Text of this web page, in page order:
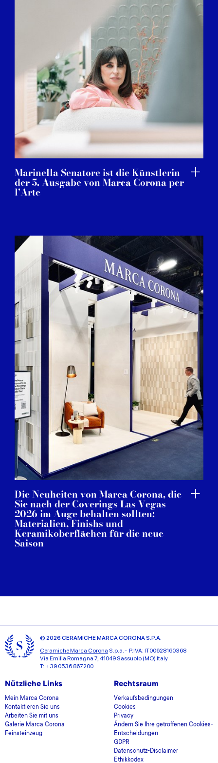
Marinella Senatore ist die Künstlerin
der 5. Ausgabe von Marca Corona per
l'Arte
Die Neuheiten von Marca Corona, die
Sie nach der Coverings Las Vegas
2026 im Auge behalten sollten:
Materialien, Finishs und
Keramikoberflächen für die neue
Saison
© 2026 CERAMICHE MARCA CORONA S.P.A.
Ceramiche Marca Corona S.p.a. - P.IVA: IT00628160368
Via Emilia Romagna 7, 41049 Sassuolo (MO) Italy
T: +39 0536 867200
Nützliche Links
Mein Marca Corona
Kontaktieren Sie uns
Arbeiten Sie mit uns
Galerie Marca Corona
Feinsteinzeug
Rechtsraum
Verkaufsbedingungen
Cookies
Privacy
Ändern Sie Ihre getroffenen Cookies-
Entscheidungen
GDPR
Datenschutz-Disclaimer
Ethikkodex